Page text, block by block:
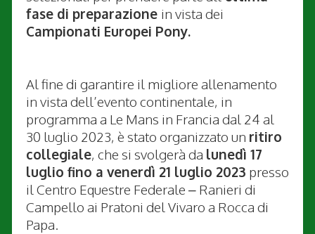
fase di preparazione in vista dei
Campionati Europei Pony.
Al fine di garantire il migliore allenamento
in vista dell’evento continentale, in
programma a Le Mans in Francia dal 24 al
30 luglio 2023, è stato organizzato un ritiro
collegiale, che si svolgerà da lunedì 17
luglio fino a venerdì 21 luglio 2023 presso
il Centro Equestre Federale – Ranieri di
Campello ai Pratoni del Vivaro a Rocca di
Papa.